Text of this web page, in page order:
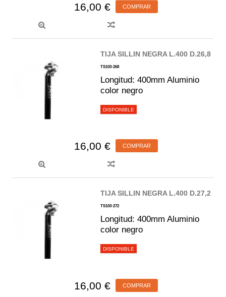
16,00 € COMPRAR
TIJA SILLIN NEGRA L.400 D.26,8
TS103-268
Longitud: 400mm Aluminio
color negro
DISPONIBLE
16,00 € COMPRAR
TIJA SILLIN NEGRA L.400 D.27,2
TS103-272
Longitud: 400mm Aluminio
color negro
DISPONIBLE
16,00 € COMPRAR